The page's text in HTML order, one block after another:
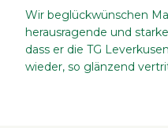
Wir beglückwünschen
herausragende und
dass er die TG
wieder, so glänzend